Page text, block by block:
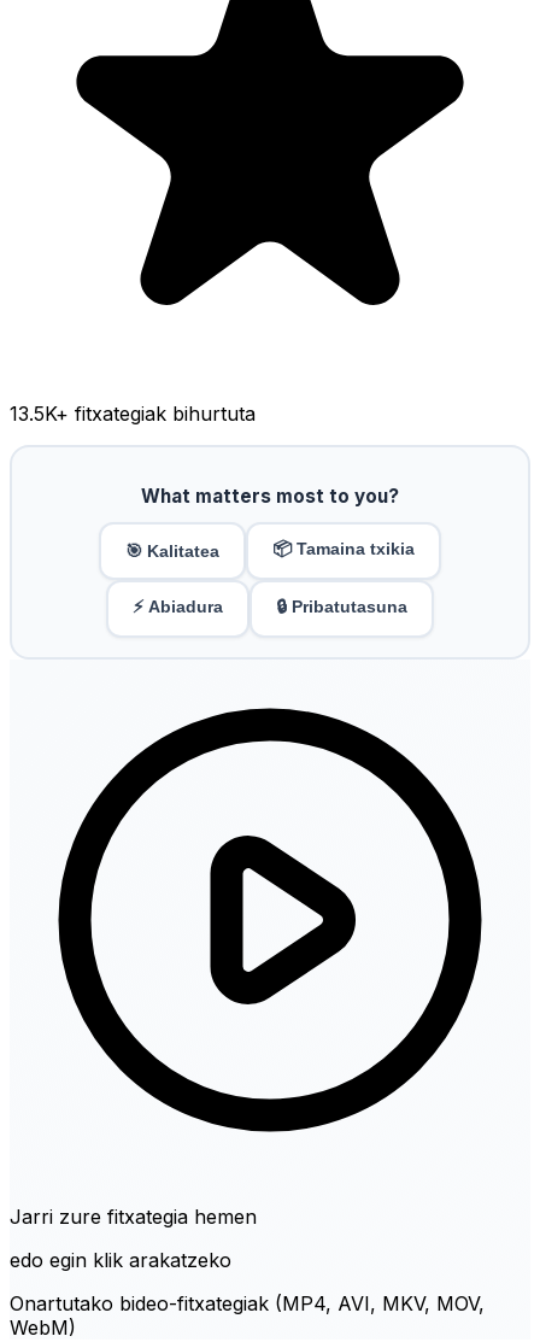
13.5K+ fitxategiak bihurtuta
What matters most to you?
🎯 Kalitatea 📦 Tamaina txikia
⚡ Abiadura 🔒 Pribatutasuna
Jarri zure fitxategia hemen
edo egin klik arakatzeko
Onartutako bideo-fitxategiak (MP4, AVI, MKV, MOV,
WebM)